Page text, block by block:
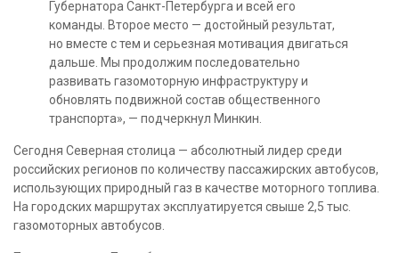
Губернатора Санкт-Петербурга и всей его
команды. Второе место — достойный результат,
но вместе с тем и серьезная мотивация двигаться
дальше. Мы продолжим последовательно
развивать газомоторную инфраструктуру и
обновлять подвижной состав общественного
транспорта», — подчеркнул Минкин.
Сегодня Северная столица — абсолютный лидер среди
российских регионов по количеству пассажирских автобусов,
использующих природный газ в качестве моторного топлива.
На городских маршрутах эксплуатируется свыше 2,5 тыс.
газомоторных автобусов.